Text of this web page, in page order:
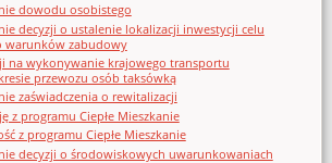
dowodu osobistego
decyzji o ustalenie lokalizacji inwestycji celu
warunków zabudowy
na wykonywanie krajowego transportu
przewozu osób taksówką
zaświadczenia o rewitalizacji
z programu Ciepłe Mieszkanie
z programu Ciepłe Mieszkanie
decyzji o środowiskowych uwarunkowaniach